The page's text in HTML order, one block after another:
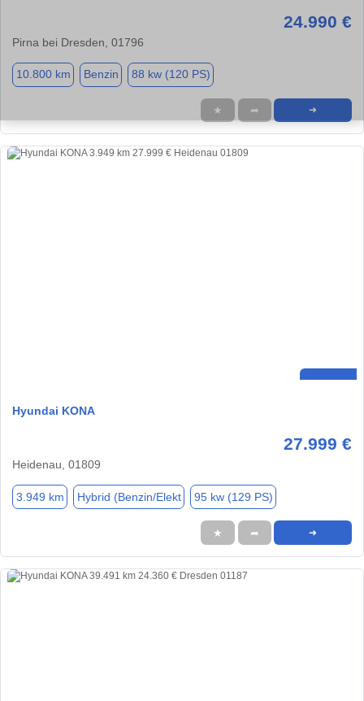
24.990 €
Pirna bei Dresden, 01796
10.800 km Benzin 88 kw (120 PS)
★ ➦ ➜
Hyundai KONA
27.999 €
Heidenau, 01809
3.949 km Hybrid (Benzin/Elekt 95 kw (129 PS)
★ ➦ ➜